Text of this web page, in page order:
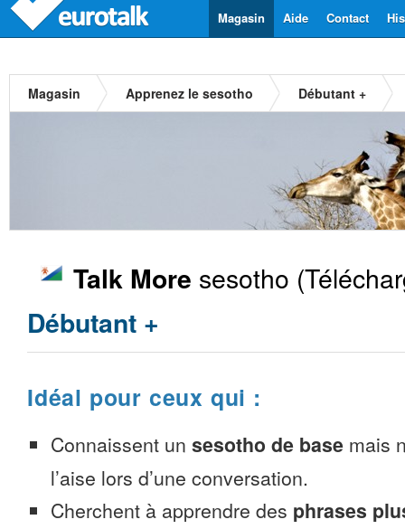
Contact
Aide
Magasin
Magasin Apprenez le sesotho Débutant +
Talk More sesotho
Débutant +
Idéal pour ceux qui :
Connaissent un sesotho de base mais
l’aise lors d’une conversation.
Cherchent à apprendre des phrases